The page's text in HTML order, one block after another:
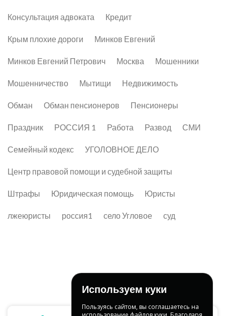
Консультация адвоката Кредит
Крым плохие дороги Минков Евгений
Минков Евгений Петрович Москва Мошенники
Мошенничество Мытищи Недвижимость
Обман Обман пенсионеров Пенсионеры
Праздник РОССИЯ 1 Работа Развод СМИ
Семейный кодекс УГОЛОВНОЕ ДЕЛО
Центр правовой помощи и судебной защиты
Штрафы Юридическая помощь Юристы
лжеюристы россия1 село Угловое суд
Используем куки
Пользуясь сайтом, вы соглашаетесь на